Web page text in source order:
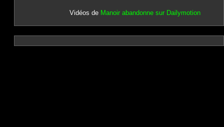
Vidéos de Manoir abandonne sur Dailymotion